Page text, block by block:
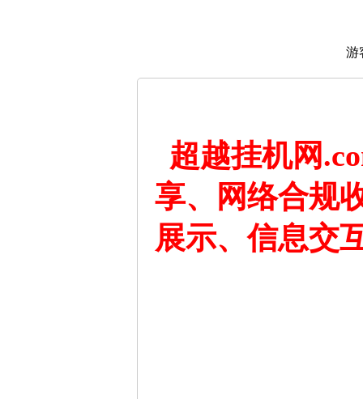
游
超越挂机网
享、网络合规
展示、信息交